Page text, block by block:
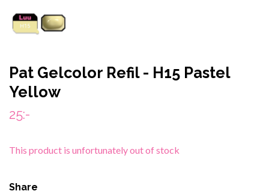
Pat Gelcolor Refil - H15 Pastel
Yellow
25:-
This product is unfortunately out of stock
Share